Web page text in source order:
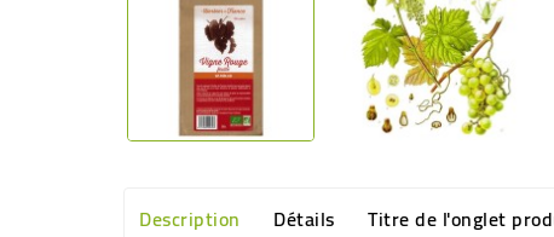
Description Détails Titre de l'onglet